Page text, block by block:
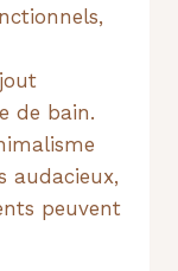
de bain.
audacieux,
peuvent